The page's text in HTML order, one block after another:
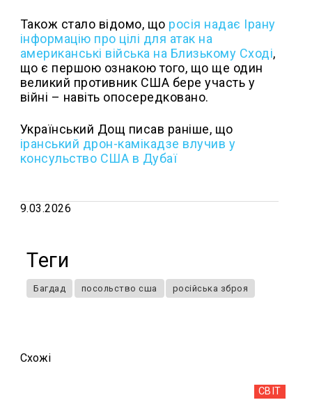
Також стало відомо, що росія надає Ірану
інформацію про цілі для атак на
американські війська на Близькому Сході,
що є першою ознакою того, що ще один
великий противник США бере участь у
війні – навіть опосередковано.
Український Дощ писав раніше, що
іранський дрон-камікадзе влучив у
консульство США в Дубаї
9.03.2026
Теги
Багдад посольство сша російська зброя
Схожi
СВІТ